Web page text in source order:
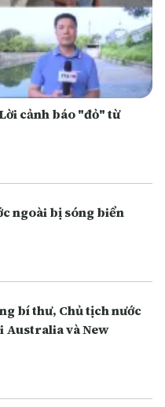
cảnh báo "đỏ" từ
ngoài bị sóng biển
bí thư, Chủ tịch nước
Australia và New